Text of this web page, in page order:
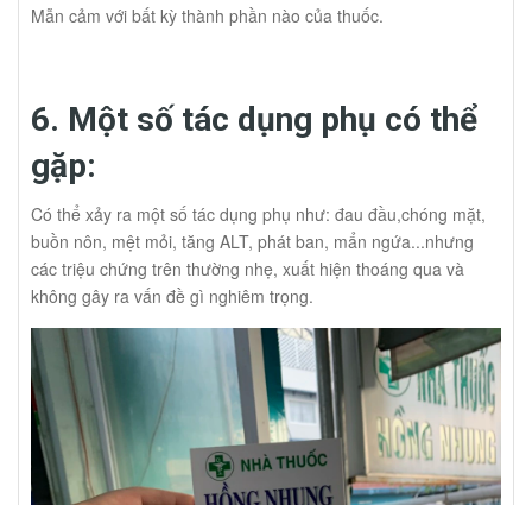
Mẫn cảm với bất kỳ thành phần nào của thuốc.
6. Một số tác dụng phụ có thể
gặp:
Có thể xảy ra một số tác dụng phụ như: đau đầu,chóng mặt,
buồn nôn, mệt mỏi, tăng ALT, phát ban, mẩn ngứa...nhưng
các triệu chứng trên thường nhẹ, xuất hiện thoáng qua và
không gây ra vấn đề gì nghiêm trọng.